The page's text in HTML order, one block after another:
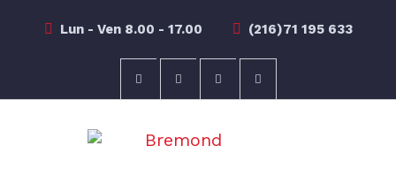
Lun - Ven 8.00 - 17.00 (216)71 195 633